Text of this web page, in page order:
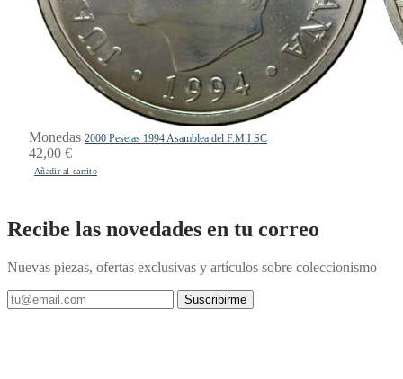
Monedas 2000 Pesetas 1994 Asamblea del F.M.I SC
42,00 €
Añadir al carrito
Recibe las novedades en tu correo
Nuevas piezas, ofertas exclusivas y artículos sobre coleccionismo
Suscribirme